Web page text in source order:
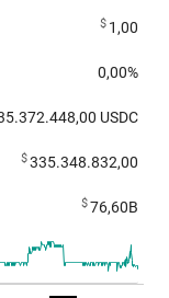
$ 1,00
0,00%
USDC
$335.348.832,00
$76,60B